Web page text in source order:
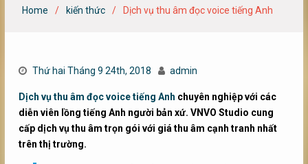
Home kiến thức Dịch vụ thu âm đọc voice tiếng Anh
Thứ hai Tháng 9 24th, 2018 admin
Dịch vụ thu âm đọc voice tiếng Anh chuyên nghiệp với các
diễn viên lồng tiếng Anh người bản xứ. VNVO Studio cung
cấp dịch vụ thu âm trọn gói với giá thu âm cạnh tranh nhất
trên thị trường.